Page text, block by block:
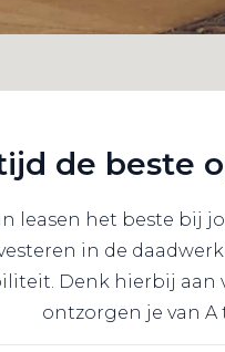
de beste
leasen het beste bij
in de
Denk hierbij aan
ontzorgen je van A